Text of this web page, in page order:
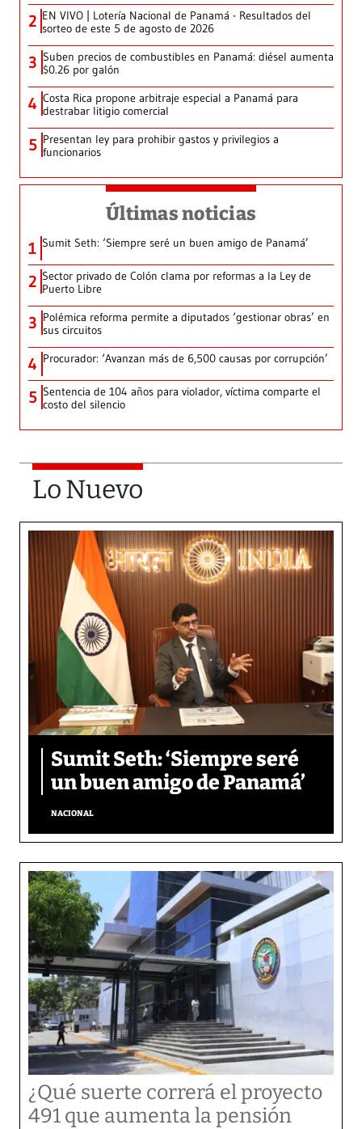
2 EN VIVO | Lotería Nacional de Panamá - Resultados del
sorteo de este 5 de agosto de 2026
3 Suben precios de combustibles en Panamá: diésel aumenta
$0.26 por galón
4 Costa Rica propone arbitraje especial a Panamá para
destrabar litigio comercial
5 Presentan ley para prohibir gastos y privilegios a
funcionarios
Últimas noticias
1 Sumit Seth: ‘Siempre seré un buen amigo de Panamá’
2 Sector privado de Colón clama por reformas a la Ley de
Puerto Libre
3 Polémica reforma permite a diputados ‘gestionar obras’ en
sus circuitos
4 Procurador: ‘Avanzan más de 6,500 causas por corrupción’
5 Sentencia de 104 años para violador, víctima comparte el
costo del silencio
Lo Nuevo
Sumit Seth: ‘Siempre seré
un buen amigo de Panamá’
NACIONAL
¿Qué suerte correrá el proyecto
491 que aumenta la pensión